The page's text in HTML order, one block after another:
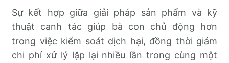
Sự kết hợp giữa giải pháp sản phẩm và kỹ
thuật canh tác giúp bà con chủ động hơn
trong việc kiểm soát dịch hại, đồng thời giảm
chi phí xử lý lặp lại nhiều lần trong cùng một